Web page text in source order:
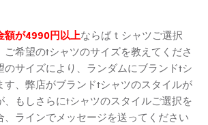
額が4990円以上ならばｔシャツご選択
希望のtシャツのサイズを教えてくださ
のサイズにより、ランダムにブランドtシ
す、弊店がブランドtシャツのスタイルが
、もしさらにtシャツのスタイルご選択を
、ラインでメッセージを送ってください